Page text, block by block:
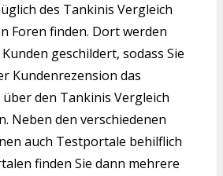
des Tankinis Vergleich
Foren finden. Dort werden
geschildert, sodass Sie
Kundenrezension das
den Tankinis Vergleich
Neben den verschiedenen
auch Testportale behilflich
finden Sie dann mehrere